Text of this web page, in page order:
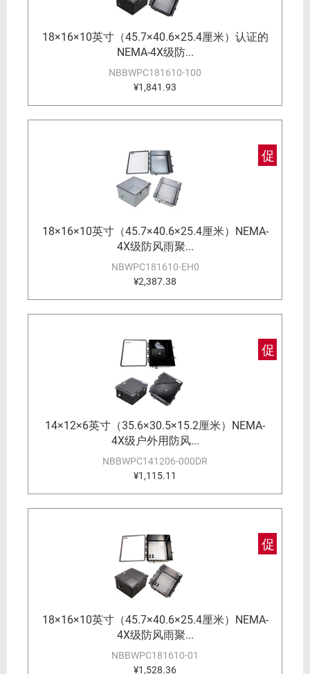
18×16×10英寸（45.7×40.6×25.4厘米）认证的
NEMA-4X级防...
NBBWPC181610-100
¥1,841.93
促
18×16×10英寸（45.7×40.6×25.4厘米）NEMA-
4X级防风雨聚...
NBWPC181610-EH0
¥2,387.38
促
14×12×6英寸（35.6×30.5×15.2厘米）NEMA-
4X级户外用防风...
NBBWPC141206-000DR
¥1,115.11
促
18×16×10英寸（45.7×40.6×25.4厘米）NEMA-
4X级防风雨聚...
NBBWPC181610-01
¥1,528.36